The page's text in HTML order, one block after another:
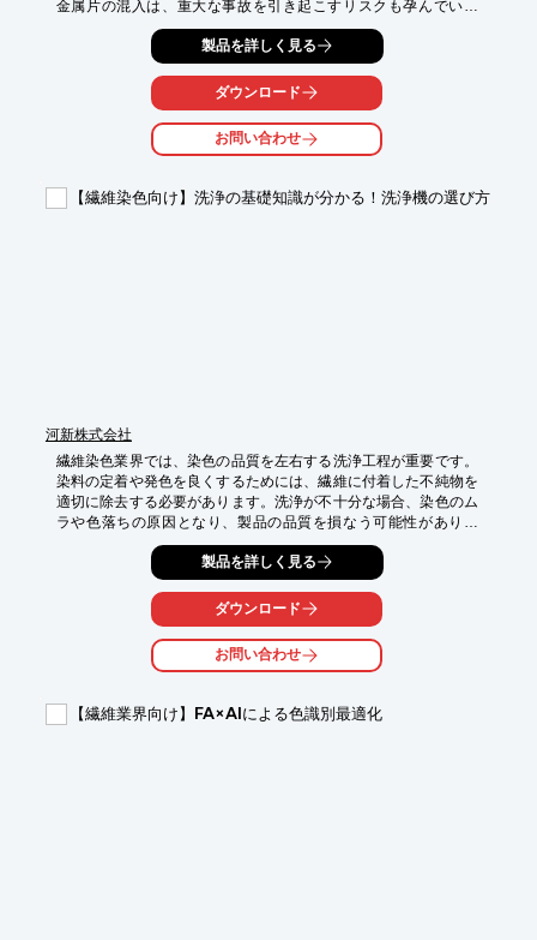
金属片の混入は、重大な事故を引き起こすリスクも孕んでいま
す。コンベアタイプ検針機『APA-6900』は、これらのリスクを
低減するために開発されました。
【活用シーン】
・縫製工場での検針
・検品工程での異物チェック
・製品出荷前の最終検査
・異物混入による事故の防止
製品を詳しく見る
ダウンロード
お問い合わせ
【繊維染色向け】洗浄の基礎知識が分かる！洗浄機の選び方
河新株式会社
繊維染色業界では、染色の品質を左右する洗浄工程が重要です。
染料の定着や発色を良くするためには、繊維に付着した不純物を
適切に除去する必要があります。洗浄が不十分な場合、染色のム
ラや色落ちの原因となり、製品の品質を損なう可能性がありま
す。河新の洗浄に関する基礎知識が学べる小冊子『もう失敗しな
い洗浄機選定』は、洗浄の基礎から洗浄剤の種類、洗浄方法、ト
ラブル例と解決策などを解説します。品質維持や不良率低減にお
役立てください。
【活用シーン】
・染色前の生地の洗浄
・染色設備のメンテナンス
製品を詳しく見る
ダウンロード
お問い合わせ
【繊維業界向け】FA×AIによる色識別最適化